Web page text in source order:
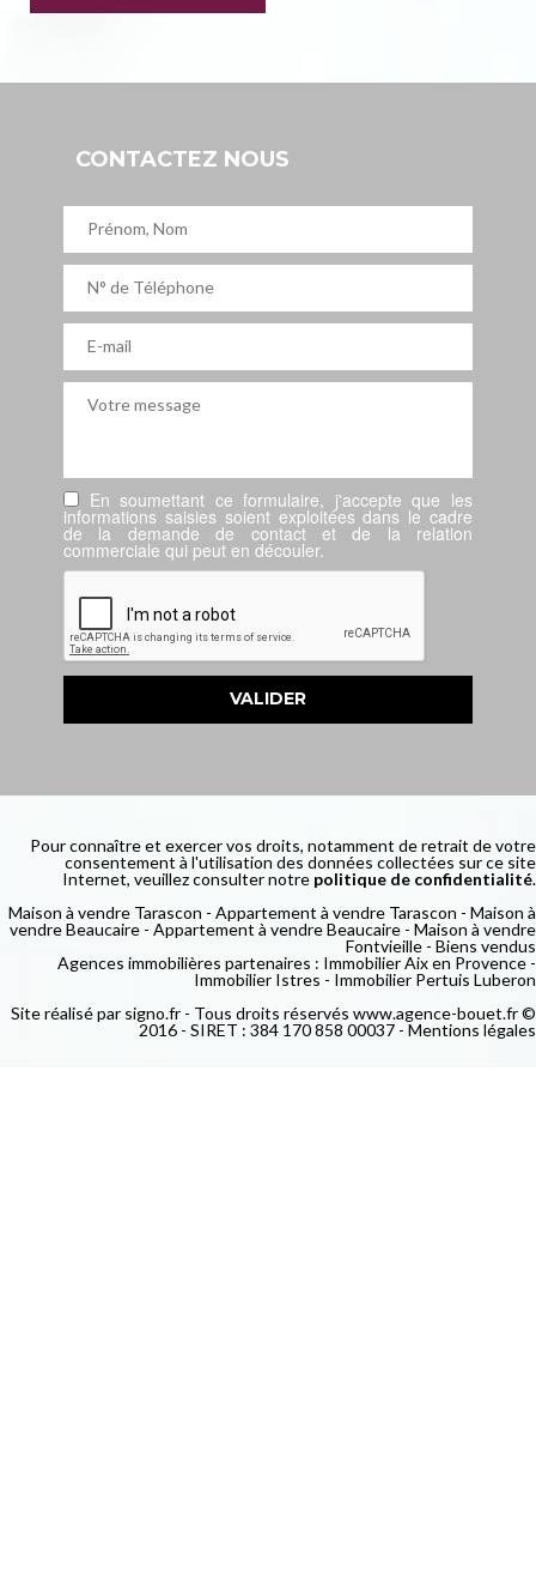
CONTACTEZ NOUS
En soumettant ce formulaire, j'accepte que les
informations saisies soient exploitées dans le cadre
de la demande de contact et de la relation
commerciale qui peut en découler.
Pour connaître et exercer vos droits, notamment de retrait de votre
consentement à l'utilisation des données collectées sur ce site
Internet, veuillez consulter notre politique de confidentialité.
Maison à vendre Tarascon - Appartement à vendre Tarascon - Maison à
vendre Beaucaire - Appartement à vendre Beaucaire - Maison à vendre
Fontvieille - Biens vendus
Agences immobilières partenaires : Immobilier Aix en Provence -
Immobilier Istres - Immobilier Pertuis Luberon
Site réalisé par signo.fr - Tous droits réservés www.agence-bouet.fr ©
2016 - SIRET : 384 170 858 00037 - Mentions légales